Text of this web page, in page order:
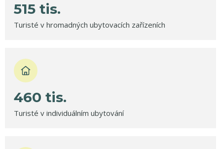
515 tis.
Turisté v hromadných ubytovacích zařízeních
460 tis.
Turisté v individuálním ubytování